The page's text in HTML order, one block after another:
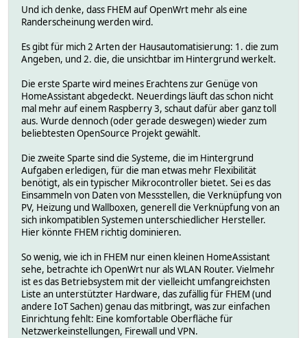
Und ich denke, dass FHEM auf OpenWrt mehr als eine
Randerscheinung werden wird.
Es gibt für mich 2 Arten der Hausautomatisierung: 1. die zum
Angeben, und 2. die, die unsichtbar im Hintergrund werkelt.
Die erste Sparte wird meines Erachtens zur Genüge von
HomeAssistant abgedeckt. Neuerdings läuft das schon nicht
mal mehr auf einem Raspberry 3, schaut dafür aber ganz toll
aus. Wurde dennoch (oder gerade deswegen) wieder zum
beliebtesten OpenSource Projekt gewählt.
Die zweite Sparte sind die Systeme, die im Hintergrund
Aufgaben erledigen, für die man etwas mehr Flexibilität
benötigt, als ein typischer Mikrocontroller bietet. Sei es das
Einsammeln von Daten von Messstellen, die Verknüpfung von
PV, Heizung und Wallboxen, generell die Verknüpfung von an
sich inkompatiblen Systemen unterschiedlicher Hersteller.
Hier könnte FHEM richtig dominieren.
So wenig, wie ich in FHEM nur einen kleinen HomeAssistant
sehe, betrachte ich OpenWrt nur als WLAN Router. Vielmehr
ist es das Betriebsystem mit der vielleicht umfangreichsten
Liste an unterstützter Hardware, das zufällig für FHEM (und
andere IoT Sachen) genau das mitbringt, was zur einfachen
Einrichtung fehlt: Eine komfortable Oberfläche für
Netzwerkeinstellungen, Firewall und VPN.